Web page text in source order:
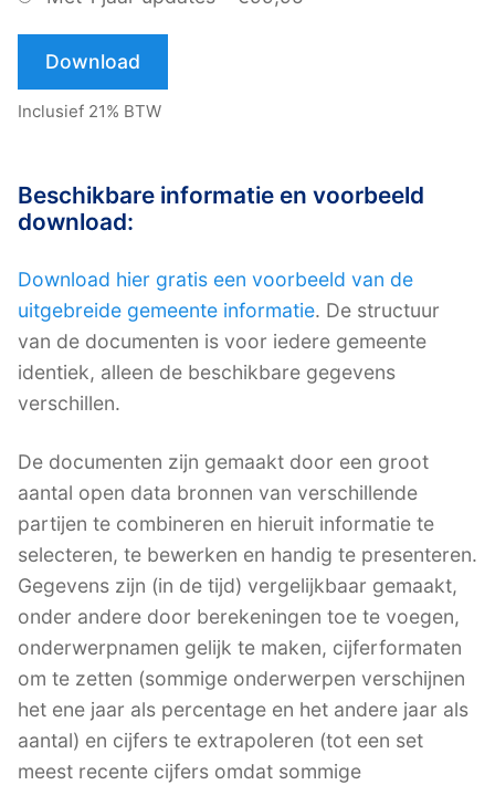
Download
Inclusief 21% BTW
Beschikbare informatie en voorbeeld
download:
Download hier gratis een voorbeeld van de
uitgebreide gemeente informatie. De structuur
van de documenten is voor iedere gemeente
identiek, alleen de beschikbare gegevens
verschillen.
De documenten zijn gemaakt door een groot
aantal open data bronnen van verschillende
partijen te combineren en hieruit informatie te
selecteren, te bewerken en handig te presenteren.
Gegevens zijn (in de tijd) vergelijkbaar gemaakt,
onder andere door berekeningen toe te voegen,
onderwerpnamen gelijk te maken, cijferformaten
om te zetten (sommige onderwerpen verschijnen
het ene jaar als percentage en het andere jaar als
aantal) en cijfers te extrapoleren (tot een set
meest recente cijfers omdat sommige